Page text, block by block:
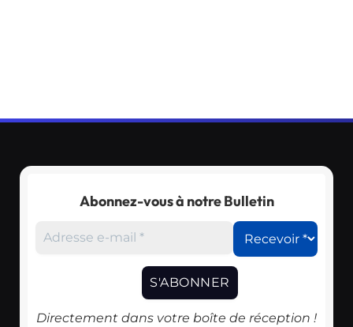
Abonnez-vous à notre Bulletin
Directement dans votre boîte de réception !